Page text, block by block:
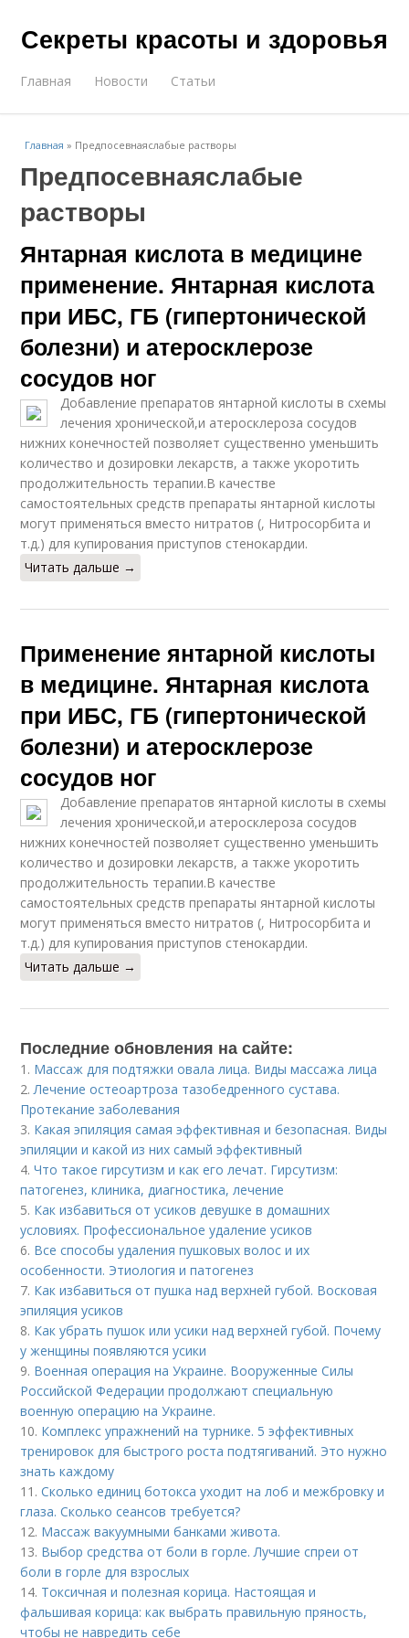
Секреты красоты и здоровья
Главная Новости Статьи
Главная » Предпосевнаяслабые растворы
Предпосевнаяслабые
растворы
Янтарная кислота в медицине
применение. Янтарная кислота
при ИБС, ГБ (гипертонической
болезни) и атеросклерозе
сосудов ног
Добавление препаратов янтарной кислоты в схемы
лечения хронической,и атеросклероза сосудов
нижних конечностей позволяет существенно уменьшить
количество и дозировки лекарств, а также укоротить
продолжительность терапии.В качестве
самостоятельных средств препараты янтарной кислоты
могут применяться вместо нитратов (, Нитросорбита и
т.д.) для купирования приступов стенокардии.
Читать дальше →
Применение янтарной кислоты
в медицине. Янтарная кислота
при ИБС, ГБ (гипертонической
болезни) и атеросклерозе
сосудов ног
Добавление препаратов янтарной кислоты в схемы
лечения хронической,и атеросклероза сосудов
нижних конечностей позволяет существенно уменьшить
количество и дозировки лекарств, а также укоротить
продолжительность терапии.В качестве
самостоятельных средств препараты янтарной кислоты
могут применяться вместо нитратов (, Нитросорбита и
т.д.) для купирования приступов стенокардии.
Читать дальше →
Последние обновления на сайте:
1. Массаж для подтяжки овала лица. Виды массажа лица
2.Лечение остеоартроза тазобедренного сустава.
Протекание заболевания
3. Какая эпиляция самая эффективная и безопасная. Виды
эпиляции и какой из них самый эффективный
4.Что такое гирсутизм и как его лечат. Гирсутизм:
патогенез, клиника, диагностика, лечение
5. Как избавиться от усиков девушке в домашних
условиях. Профессиональное удаление усиков
6. Все способы удаления пушковых волос и их
особенности. Этиология и патогенез
7. Как избавиться от пушка над верхней губой. Восковая
эпиляция усиков
8. Как убрать пушок или усики над верхней губой. Почему
у женщины появляются усики
9. Военная операция на Украине. Вооруженные Силы
Российской Федерации продолжают специальную
военную операцию на Украине.
10. Комплекс упражнений на турнике. 5 эффективных
тренировок для быстрого роста подтягиваний. Это нужно
знать каждому
11.Сколько единиц ботокса уходит на лоб и межбровку и
глаза. Сколько сеансов требуется?
12. Массаж вакуумными банками живота.
13. Выбор средства от боли в горле. Лучшие спреи от
боли в горле для взрослых
14. Токсичная и полезная корица. Настоящая и
фальшивая корица: как выбрать правильную пряность,
чтобы не навредить себе